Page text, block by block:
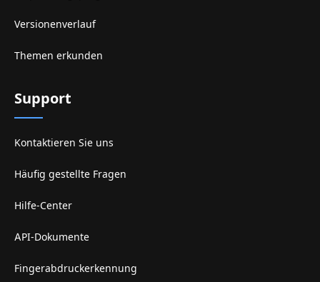
Versionenverlauf
Themen erkunden
Support
Kontaktieren Sie uns
Häufig gestellte Fragen
Hilfe-Center
API-Dokumente
Fingerabdruckerkennung